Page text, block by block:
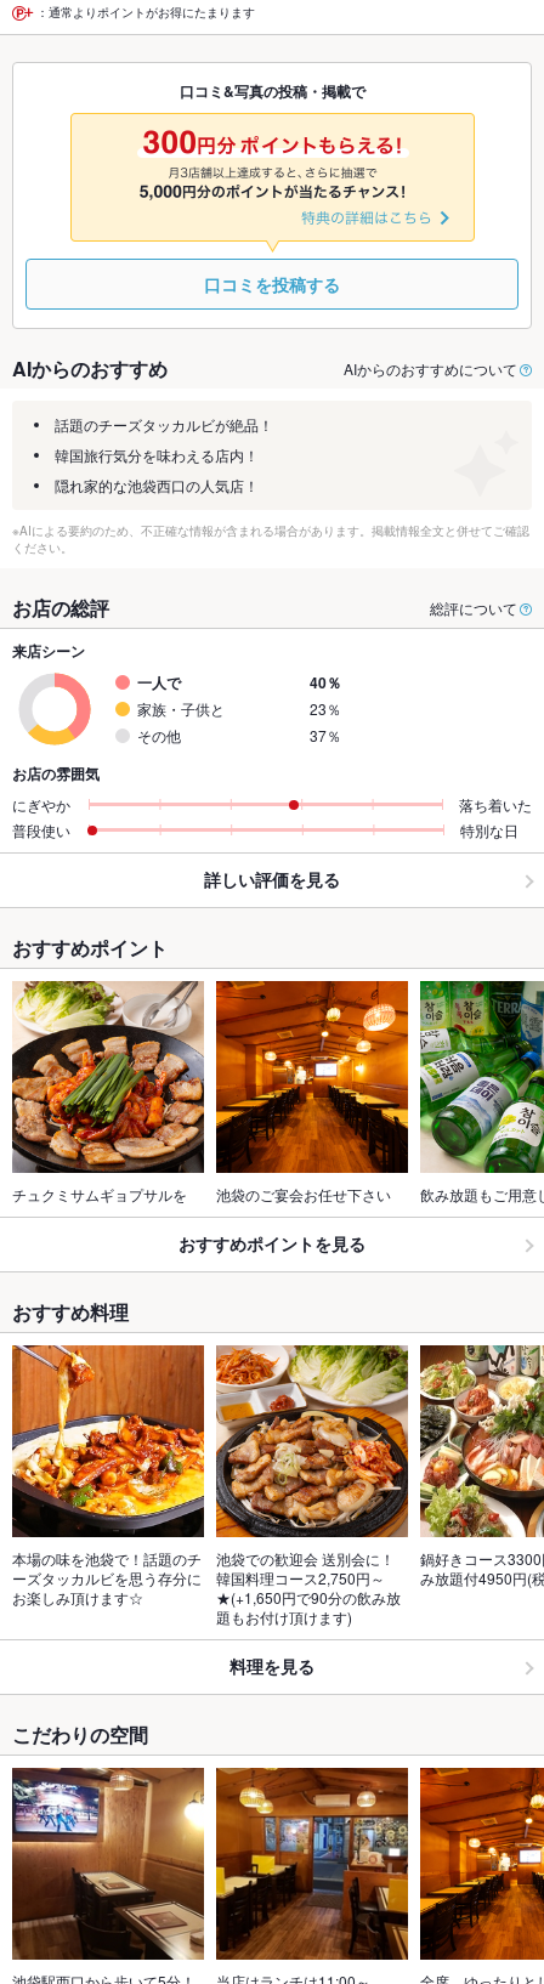
8/29 8/30 8/31
◎
9/1
◎
9/2
◎
9/3 9/4
9/7
◎
9/8
◎
9/9
◎
9/10
：通常よりポイントがお得にたまります
口コミ&写真の投稿・掲載で
口コミを投稿する
AIからのおすすめ AIからのおすすめについて
話題のチーズタッカルビが絶品！
韓国旅行気分を味わえる店内！
隠れ家的な池袋西口の人気店！
※AIによる要約のため、不正確な情報が含まれる場合があります。掲載情報全文と併せてご確認
ください。
お店の総評 総評について
来店シーン
一人で
40％
家族・子供と
23％
その他
37％
お店の雰囲気
にぎやか
落ち着いた
普段使い
特別な日
詳しい評価を見る
おすすめポイント
チュクミサムギョプサルを 池袋のご宴会お任せ下さい 飲み放題もご用意
おすすめポイントを見る
おすすめ料理
本場の味を池袋で！話題のチ
ーズタッカルビを思う存分に
お楽しみ頂けます☆
池袋での歓迎会 送別会に！
韓国料理コース2,750円～
★(+1,650円で90分の飲み放
題もお付け頂けます)
鍋好きコース
み放題付4950円(
料理を見る
こだわりの空間